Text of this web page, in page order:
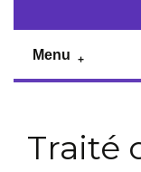
Menu
Traité